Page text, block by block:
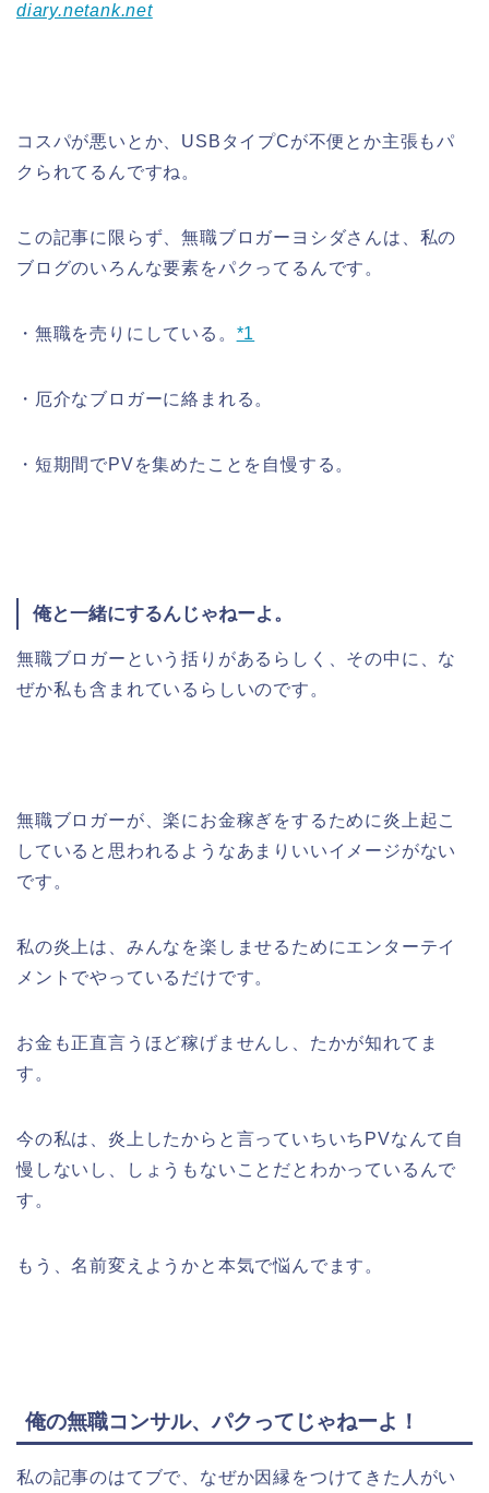
diary.netank.net
コスパが悪いとか、USBタイプCが不便とか主張もパ
クられてるんですね。
この記事に限らず、無職ブロガーヨシダさんは、私の
ブログのいろんな要素をパクってるんです。
・無職を売りにしている。 *1
・厄介なブロガーに絡まれる。
・短期間でPVを集めたことを自慢する。
俺と一緒にするんじゃねーよ。
無職ブロガーという括りがあるらしく、その中に、な
ぜか私も含まれているらしいのです。
無職ブロガーが、楽にお金稼ぎをするために炎上起こ
していると思われるようなあまりいいイメージがない
です。
私の炎上は、みんなを楽しませるためにエンターテイ
メントでやっているだけです。
お金も正直言うほど稼げませんし、たかが知れてま
す。
今の私は、炎上したからと言っていちいちPVなんて自
慢しないし、しょうもないことだとわかっているんで
す。
もう、名前変えようかと本気で悩んでます。
俺の無職コンサル、パクってじゃねーよ！
私の記事のはてブで、なぜか因縁をつけてきた人がい